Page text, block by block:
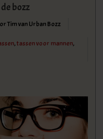
bozz
Tim van Urban Bozz
,tassen voor mannen,